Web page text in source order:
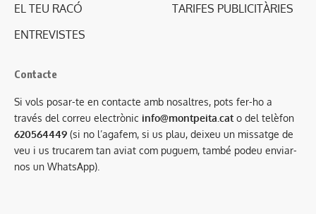
EL TEU RACÓ
ENTREVISTES
TARIFES PUBLICITÀRIES
Contacte
Si vols posar-te en contacte amb nosaltres, pots fer-ho a
través del correu electrònic info@montpeita.cat o del telèfon
620564449 (si no l’agafem, si us plau, deixeu un missatge de
veu i us trucarem tan aviat com puguem, també podeu enviar-
nos un WhatsApp).